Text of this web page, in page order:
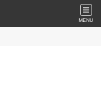
MENU